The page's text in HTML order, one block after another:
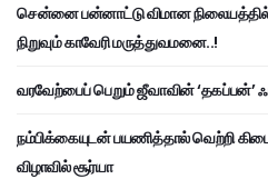
சென்னை பன்னாட்டு விமான நிலையத்தில்
நிறுவும் காவேரி மருத்துவமனை..!
வரவேற்பைப் பெறும் ஜீவாவின் ‘தகப்பன்’
நம்பிக்கையுடன் பயணித்தால் வெற்றி
விழாவில் சூர்யா